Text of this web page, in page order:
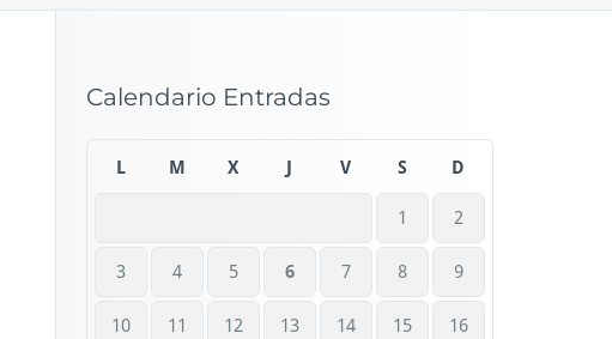
Calendario Entradas
L M X V S D
1 2
3 4 5 6 7 8 9
10 11 12 13 14 15 16